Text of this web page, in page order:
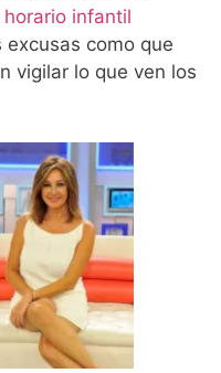
horario infantil
como que
vigilar lo que ven los